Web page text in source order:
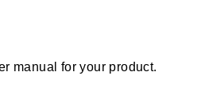
manual for your product.